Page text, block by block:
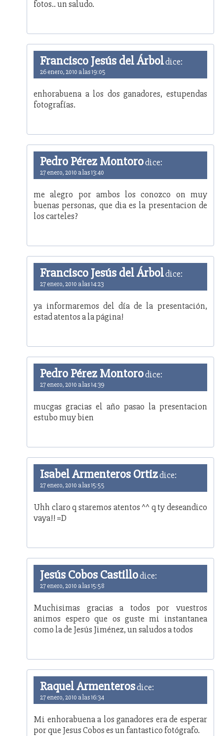
fotos.. un saludo.
Francisco Jesús del Árboldice:
26 enero, 2010 a las 19:05
enhorabuena a los dos ganadores, estupendas
fotografías.
Pedro Pérez Montorodice:
27 enero, 2010 a las 13:40
me alegro por ambos los conozco on muy
buenas personas, que dia es la presentacion de
los carteles?
Francisco Jesús del Árboldice:
27 enero, 2010 a las 14:23
ya informaremos del día de la presentación,
estad atentos a la página!
Pedro Pérez Montorodice:
27 enero, 2010 a las 14:39
mucgas gracias el año pasao la presentacion
estubo muy bien
Isabel Armenteros Ortizdice:
27 enero, 2010 a las 15:55
Uhh claro q staremos atentos ^^ q ty deseandico
vaya!! =D
Jesús Cobos Castillodice:
27 enero, 2010 a las 15:58
Muchisimas gracias a todos por vuestros
animos espero que os guste mi instantanea
como la de Jesús Jiménez, un saludos a todos
Raquel Armenterosdice:
27 enero, 2010 a las 16:34
Mi enhorabuena a los ganadores era de esperar
por que Jesus Cobos es un fantastico fotógrafo.